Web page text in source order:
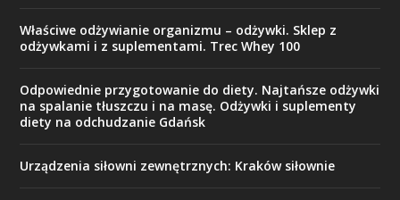
Właściwe odżywianie organizmu – odżywki. Sklep z
odżywkami i z suplementami. Trec Whey 100
Odpowiednie przygotowanie do diety. Najtańsze odżywki
na spalanie tłuszczu i na masę. Odżywki i suplementy
diety na odchudzanie Gdańsk
Urządzenia siłowni zewnętrznych: Kraków siłownie